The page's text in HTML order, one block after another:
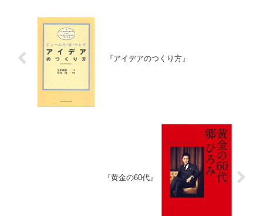
『アイデアのつくり方』
『黄金の60代』